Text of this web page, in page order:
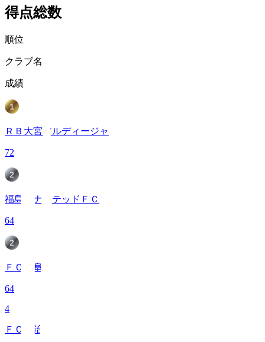
得点総数
順位
クラブ名
成績
ＲＢ大宮アルディージャ
72
福島ユナイテッドＦＣ
64
ＦＣ岐阜
64
4
ＦＣ今治